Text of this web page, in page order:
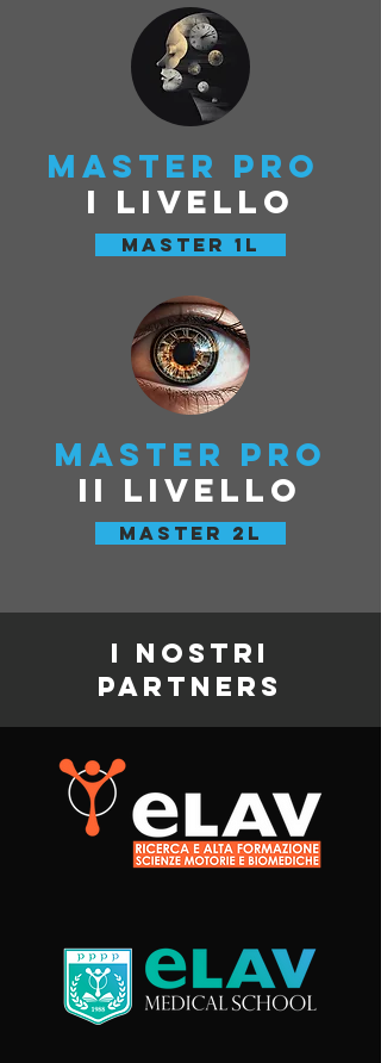
master pro
I livello
Master 1l
master pro
II livello
Master 2l
I NOSTRI
PARTNERS